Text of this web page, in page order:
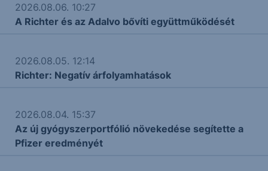
2026.08.06. 10:27
A Richter és az Adalvo bővíti együttműködését
2026.08.05. 12:14
Richter: Negatív árfolyamhatások
2026.08.04. 15:37
Az új gyógyszerportfólió növekedése segítette a
Pfizer eredményét